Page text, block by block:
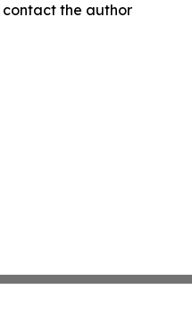
the author